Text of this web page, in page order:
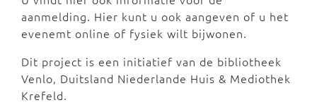
aanmelding. Hier kunt u ook aangeven of u het
evenemt online of fysiek wilt bijwonen.
Dit project is een initiatief van de bibliotheek
Venlo, Duitsland Niederlande Huis & Mediothek
Krefeld.